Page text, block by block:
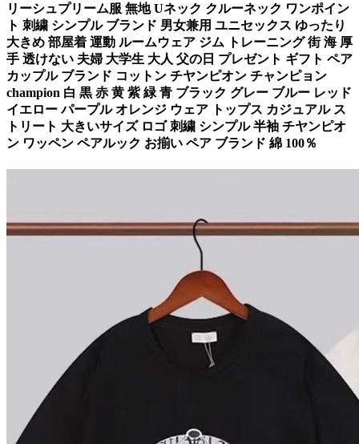
リーシュプリーム服 無地 Uネック クルーネック ワンポイン
ト 刺繍 シンプル ブランド 男女兼用 ユニセックス ゆったり
大きめ 部屋着 運動 ルームウェア ジム トレーニング 街 海 厚
手 透けない 夫婦 大学生 大人 父の日 プレゼント ギフト ペア
カップル ブランド コットン チヤンピオン チャンピョン
champion 白 黒 赤 黄 紫 緑 青 ブラック グレー ブルー レッド
イエロー パープル オレンジ ウェア トップス カジュアル ス
トリート 大きいサイズ ロゴ 刺繍 シンプル 半袖 チヤンピオ
ン ワッペン ペアルック お揃い ペア ブランド 綿 100％